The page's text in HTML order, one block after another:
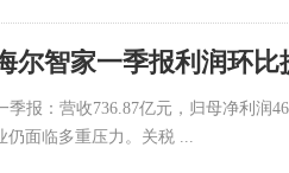
尔智家一季报利润环比
季报：营收736.87亿元，归母净利润
仍面临多重压力。关税 ...